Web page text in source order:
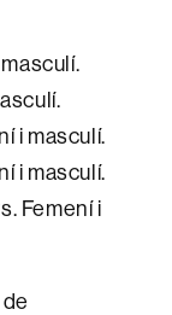
i masculí.
i masculí.
Femení i